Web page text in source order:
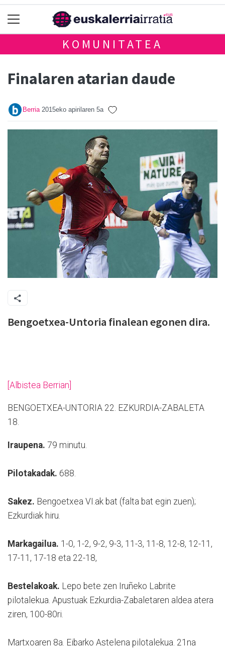
KOMUNITATEA
Finalaren atarian daude
Berria 2015eko apirilaren 5a
Bengoetxea-Untoria finalean egonen dira.
[Albistea Berrian]
BENGOETXEA-UNTORIA 22. EZKURDIA-ZABALETA
18.
Iraupena. 79 minutu.
Pilotakadak. 688.
Sakez. Bengoetxea VI.ak bat (falta bat egin zuen);
Ezkurdiak hiru.
Markagailua. 1-0, 1-2, 9-2, 9-3, 11-3, 11-8, 12-8, 12-11,
17-11, 17-18 eta 22-18,
Bestelakoak. Lepo bete zen Iruñeko Labrite
pilotalekua. Apustuak Ezkurdia-Zabaletaren aldea atera
ziren, 100-80ri.
Martxoaren 8a. Eibarko Astelena pilotalekua. 21na